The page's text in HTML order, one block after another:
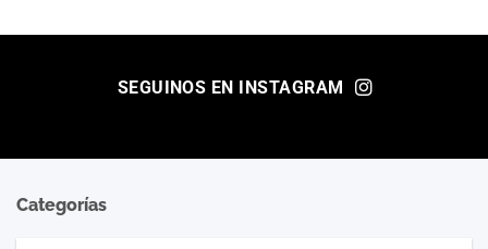
SEGUINOS EN INSTAGRAM
Categorías